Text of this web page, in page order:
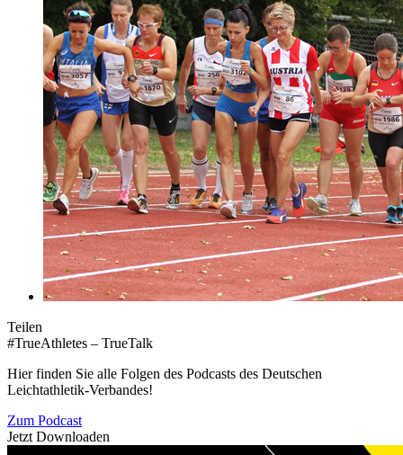
Teilen
#TrueAthletes – TrueTalk
Hier finden Sie alle Folgen des Podcasts des Deutschen
Leichtathletik-Verbandes!
Zum Podcast
Jetzt Downloaden